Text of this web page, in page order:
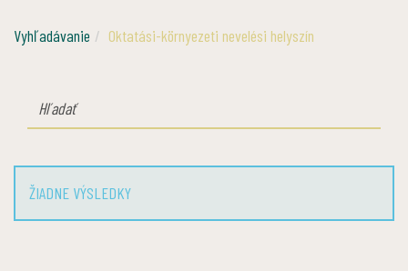
Vyhľadávanie Oktatási-környezeti nevelési helyszín
HĽADAŤ
ŽIADNE VÝSLEDKY